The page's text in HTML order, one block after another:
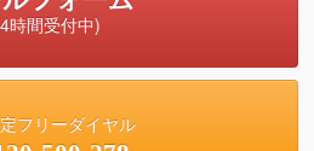
時間受付中)
フリーダイヤル